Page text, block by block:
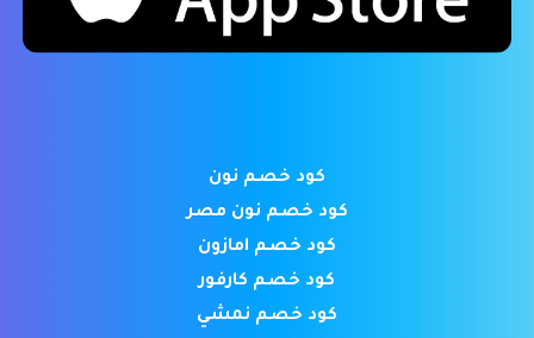
كود خصم نون
كود خصم نون مصر
كود خصم امازون
كود خصم كارفور
كود خصم نمشي